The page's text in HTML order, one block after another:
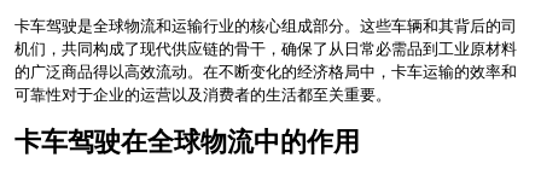
卡车驾驶是全球物流和运输行业的核心组成部分。这些车辆和其背后的司
机们，共同构成了现代供应链的骨干，确保了从日常必需品到工业原材料
的广泛商品得以高效流动。在不断变化的经济格局中，卡车运输的效率和
可靠性对于企业的运营以及消费者的生活都至关重要。
卡车驾驶在全球物流中的作用